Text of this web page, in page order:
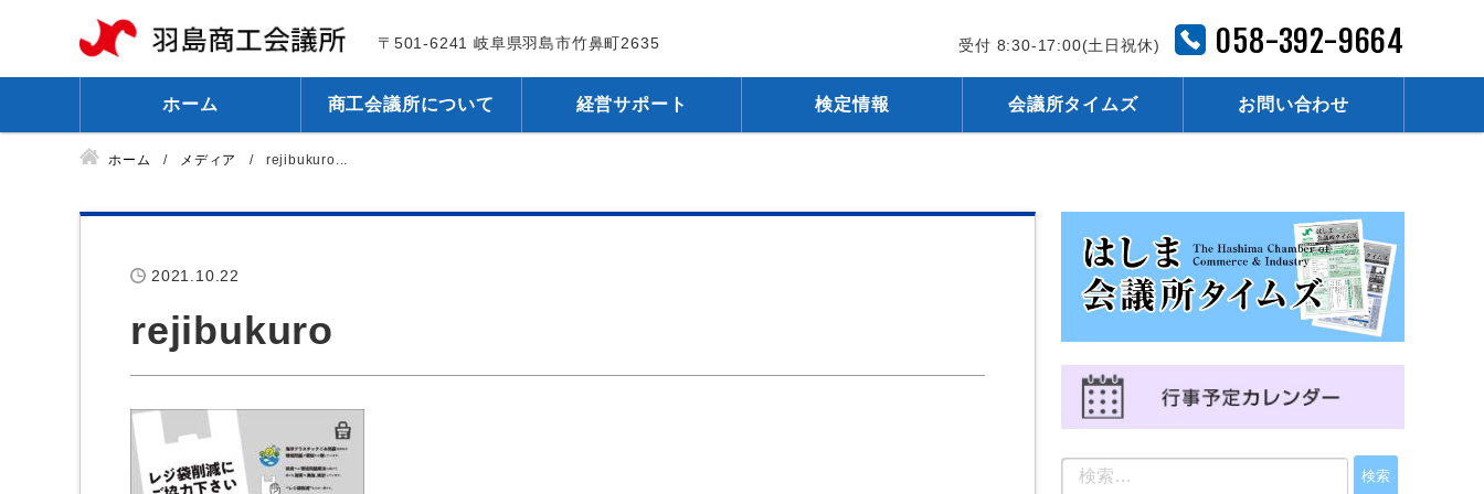
〒501-6241 岐阜県羽島市竹鼻町2635 受付 8:30-17:00(土日祝休) 058-392-9664
ホーム 商工会議所について 経営サポート 検定情報 会議所タイムズ お問い合わせ
ホーム メディア rejibukuro...
2021.10.22
rejibukuro